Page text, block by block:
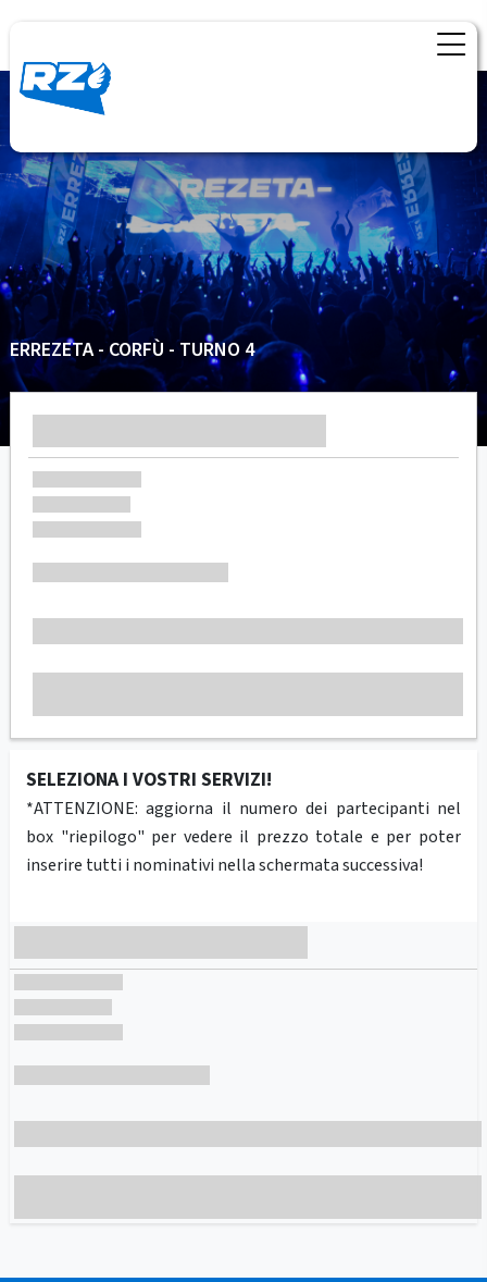
ERREZETA - CORFÙ - TURNO 4
SELEZIONA I VOSTRI SERVIZI!
*ATTENZIONE: aggiorna il numero dei partecipanti nel
box "riepilogo" per vedere il prezzo totale e per poter
inserire tutti i nominativi nella schermata successiva!